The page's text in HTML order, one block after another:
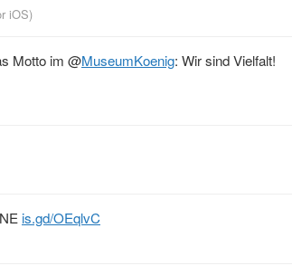
iOS)
Motto im @MuseumKoenig: Wir sind Vielfalt!
is.gd/OEqlvC